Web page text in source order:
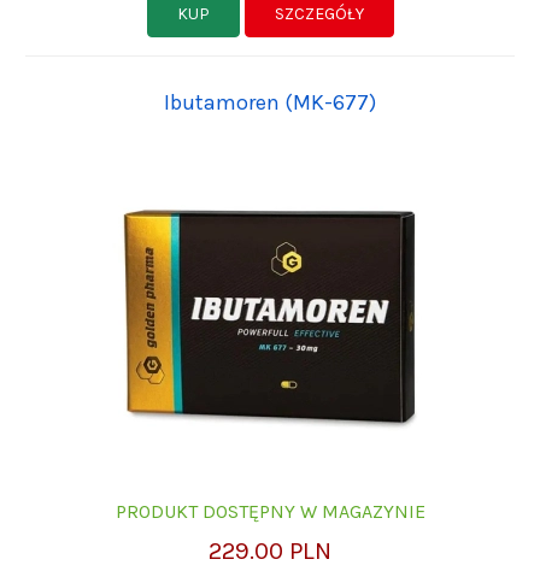
KUP SZCZEGÓŁY
Ibutamoren (MK-677)
PRODUKT DOSTĘPNY W MAGAZYNIE
229.00 PLN